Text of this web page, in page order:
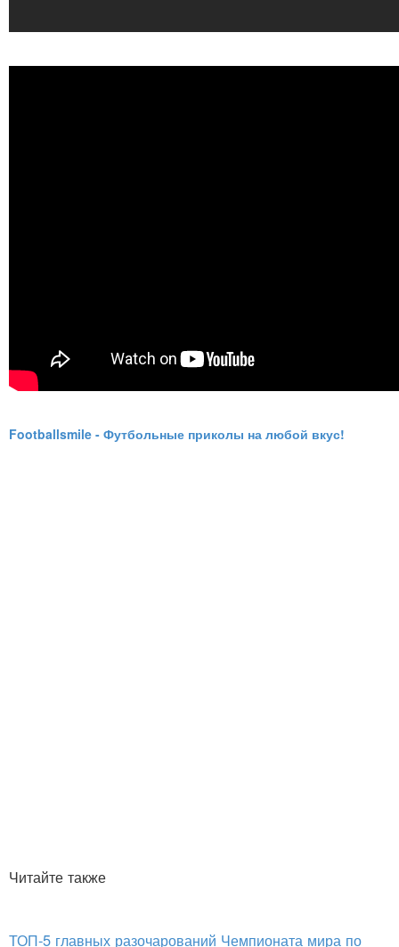
Footballsmile - Футбольные приколы на любой вкус!
Читайте также
ТОП-5 главных разочарований Чемпионата мира по